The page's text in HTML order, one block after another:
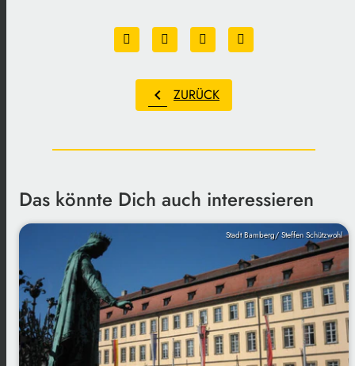
chevron_left ZURÜCK
Das könnte Dich auch interessieren
Stadt Bamberg/ Steffen Schützwohl